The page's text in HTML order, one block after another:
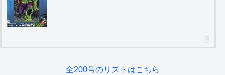
全200号のリストはこちら